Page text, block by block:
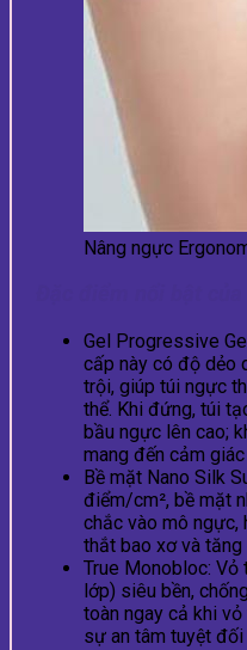
Nâng ngực
Gel Progressive
cấp này có độ dẻo
trội, giúp túi ngực
thể. Khi đứng, túi
bầu ngực lên cao;
mang đến cảm
Bề mặt Nano Silk
điểm/cm², bề mặt
chắc vào mô ngực,
thắt bao xơ và
True Monobloc:
lớp) siêu bền,
toàn ngay cả khi
sự an tâm tuyệt